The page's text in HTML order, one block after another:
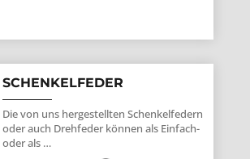
SCHENKELFEDER
Die von uns hergestellten Schenkelfedern
oder auch Drehfeder können als Einfach-
oder als …